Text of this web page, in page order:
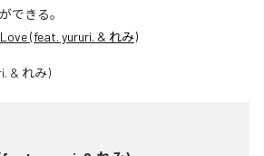
できる。
(feat. yururi. & れみ)